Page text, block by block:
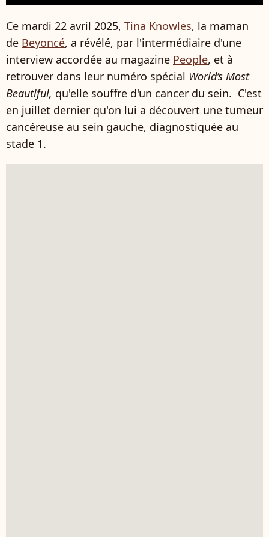
Ce mardi 22 avril 2025, Tina Knowles, la maman
de Beyoncé, a révélé, par l'intermédiaire d'une
interview accordée au magazine People, et à
retrouver dans leur numéro spécial World’s Most
Beautiful, qu'elle souffre d'un cancer du sein. C'est
en juillet dernier qu'on lui a découvert une tumeur
cancéreuse au sein gauche, diagnostiquée au
stade 1.